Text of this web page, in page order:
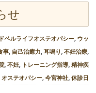
せ
ベルライフオステオパシー, ウッ
事, 自己治癒力,耳鳴り,不妊治療,
,不妊, トレーニング指導,精神疾
オステオパシー,今宮神社,休診日